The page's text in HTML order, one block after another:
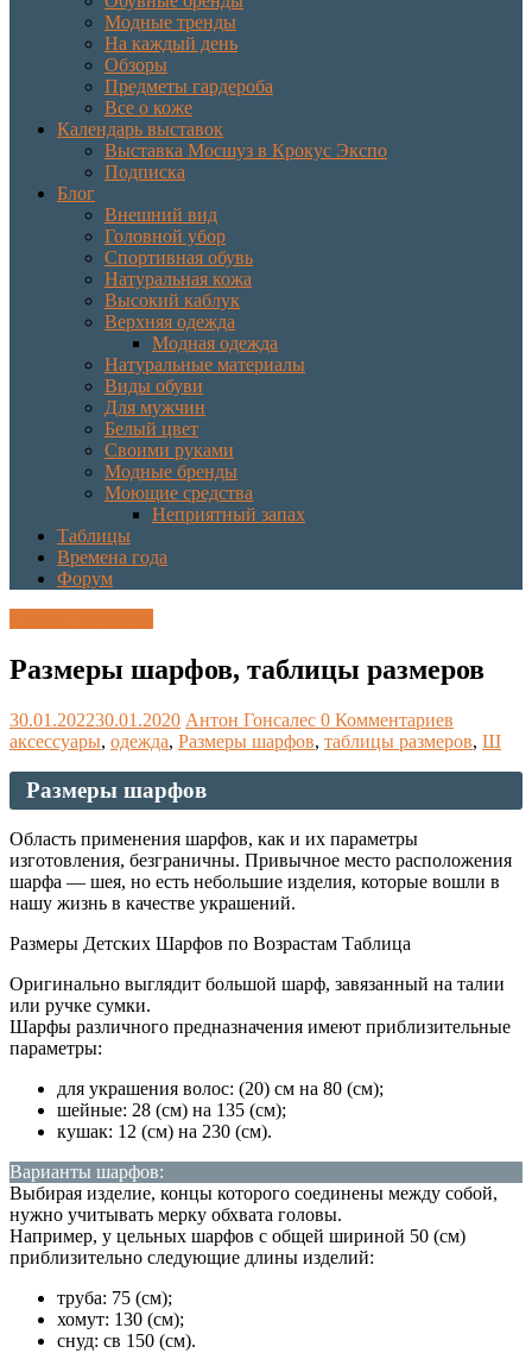
Модные тренды
На каждый день
Обзоры
Предметы гардероба
Все о коже
Календарь выставок
Выставка Мосшуз в Крокус Экспо
Подписка
Блог
Внешний вид
Головной убор
Спортивная обувь
Натуральная кожа
Высокий каблук
Верхняя одежда
Модная одежда
Натуральные материалы
Виды обуви
Для мужчин
Белый цвет
Своими руками
Модные бренды
Моющие средства
Неприятный запах
Таблицы
Времена года
Форум
Размеры шарфов, таблицы размеров
30.01.202230.01.2020 Антон Гонсалес 0 Комментариев
аксессуары, одежда, Размеры шарфов, таблицы размеров, Ш
Размеры шарфов
Область применения шарфов, как и их параметры
изготовления, безграничны. Привычное место расположения
шарфа — шея, но есть небольшие изделия, которые вошли в
нашу жизнь в качестве украшений.
Размеры Детских Шарфов по Возрастам Таблица
Оригинально выглядит большой шарф, завязанный на талии
или ручке сумки.
Шарфы различного предназначения имеют приблизительные
параметры:
для украшения волос: (20) см на 80 (см);
шейные: 28 (см) на 135 (см);
кушак: 12 (см) на 230 (см).
Варианты шарфов:
Выбирая изделие, концы которого соединены между собой,
нужно учитывать мерку обхвата головы.
Например, у цельных шарфов с общей шириной 50 (см)
приблизительно следующие длины изделий:
труба: 75 (см);
хомут: 130 (см);
снуд: св 150 (см).